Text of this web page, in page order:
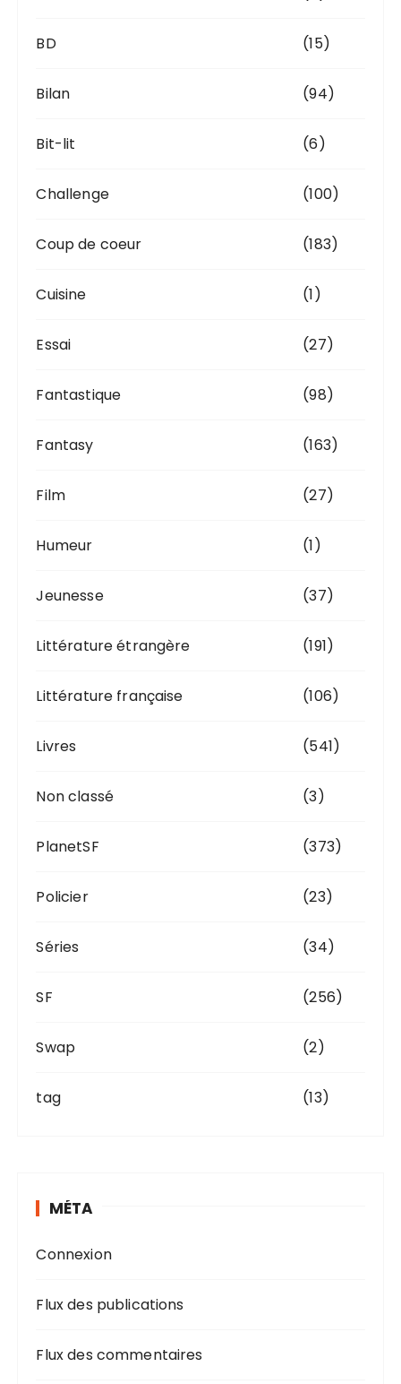
BD (15)
Bilan (94)
Bit-lit (6)
Challenge (100)
Coup de coeur (183)
Cuisine (1)
Essai (27)
Fantastique (98)
Fantasy (163)
Film (27)
Humeur (1)
Jeunesse (37)
Littérature étrangère (191)
Littérature française (106)
Livres (541)
Non classé (3)
PlanetSF (373)
Policier (23)
Séries (34)
SF (256)
Swap (2)
tag (13)
MÉTA
Connexion
Flux des publications
Flux des commentaires